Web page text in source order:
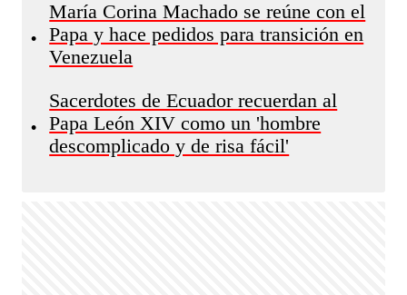
•
María Corina Machado se reúne con el
Papa y hace pedidos para transición en
Venezuela
•
Sacerdotes de Ecuador recuerdan al
Papa León XIV como un 'hombre
descomplicado y de risa fácil'